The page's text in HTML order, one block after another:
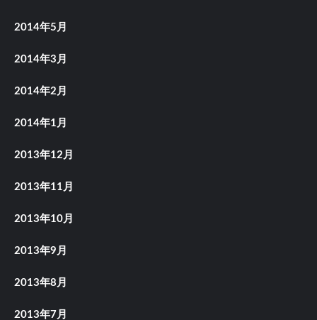
2014年5月
2014年3月
2014年2月
2014年1月
2013年12月
2013年11月
2013年10月
2013年9月
2013年8月
2013年7月